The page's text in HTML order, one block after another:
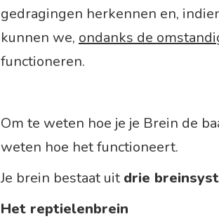
gedragingen herkennen en,
kunnen we, ondanks de
functioneren.
Om te weten hoe je je Brein de
weten hoe het functioneert.
Je brein bestaat uit drie
Het reptielenbrein